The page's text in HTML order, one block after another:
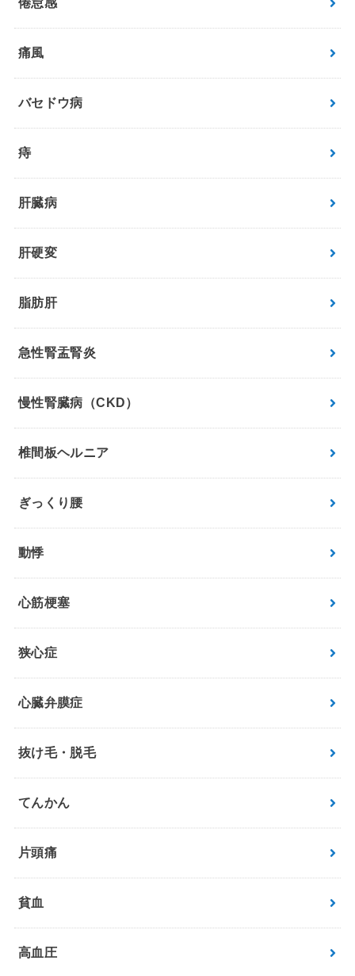
倦怠感
痛風
バセドウ病
痔
肝臓病
肝硬変
脂肪肝
急性腎盂腎炎
慢性腎臓病（CKD）
椎間板ヘルニア
ぎっくり腰
動悸
心筋梗塞
狭心症
心臓弁膜症
抜け毛・脱毛
てんかん
片頭痛
貧血
高血圧